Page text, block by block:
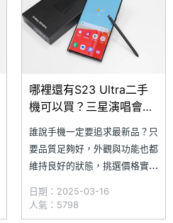
哪裡還有S23 Ultra二手
機可以買？三星演唱會神
機二手通路價格一次看
(2025.3)
誰說手機一定要追求最新品？只
要品質足夠好，外觀與功能也都
維持良好的狀態，挑選價格實惠
來自三星旗下的 SAMSUNG
Galaxy S23 Ultra，不僅具備無
日期：2025-03-16
人氣：5798